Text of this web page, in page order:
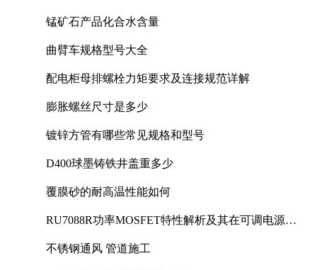
锰矿石产品化合水含量
曲臂车规格型号大全
配电柜母排螺栓力矩要求及连接规范详解
膨胀螺丝尺寸是多少
镀锌方管有哪些常见规格和型号
D400球墨铸铁井盖重多少
覆膜砂的耐高温性能如何
RU7088R功率MOSFET特性解析及其在可调电源设
不锈钢通风 管道施工